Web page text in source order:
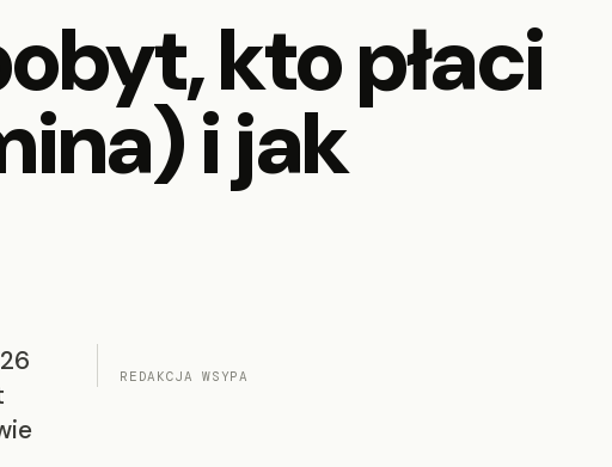
kto płaci
i jak
REDAKCJA WSYPA